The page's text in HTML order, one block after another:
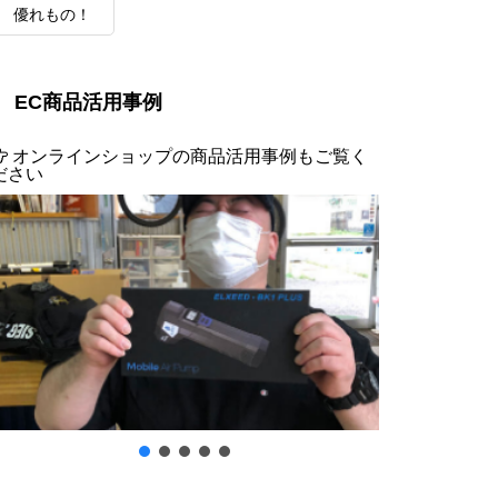
優れもの！
EC商品活用事例
オンラインショップの商品活用事例もご覧く
さい